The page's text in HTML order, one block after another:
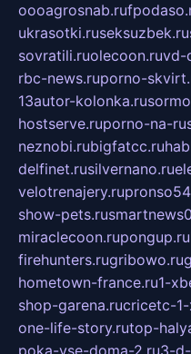
oooagrosnab.ru
ukrasotki.ruseksuzbek.ru
sovratili.ruolecoon.ruvd-
rbc-news.ruporno-
13autor-kolonka.ru
hostserve.ruporno-na-
neznobi.rubigfatcc.ru
delfinet.rusilvernano.ru
velotrenajery.ru
show-pets.ru
miraclecoon.rupongup.ru
firehunters.rugribowo.ru
hometown-france.ru1-
shop-garena.rucricetc-
one-life-story.rutop-